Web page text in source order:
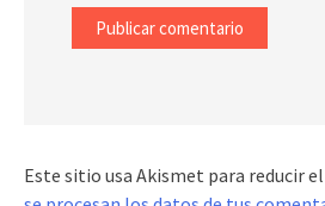
Este sitio usa Akismet para reducir